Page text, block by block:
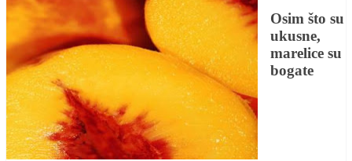
Viber
Osim što su
ukusne,
marelice su
bogate